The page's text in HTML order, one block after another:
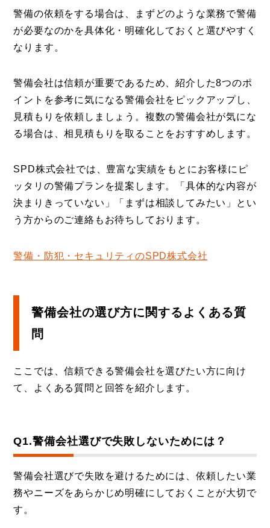
警備の依頼をする場合は、まずどのような業務で警備
が必要なのかを具体化・明確化しておくと選びやすく
なります。
警備会社は信頼が重要であるため、紹介した8つのポ
イントを参考に気になる警備会社をピックアップし、
見積もりを依頼しましょう。複数の警備会社が気にな
る場合は、相見積もりを取ることをおすすめします。
SPD株式会社では、豊富な実績をもとにお客様にピ
ッタリの警備プランを提案します。「具体的な内容が
決まりきっていない」「まずは相談してみたい」とい
う方からのご連絡もお待ちしております。
警備・防犯・セキュリティのSPD株式会社
警備会社の選び方に関するよくある質
問
ここでは、信頼できる警備会社を選びたい方に向け
て、よくある質問と回答を紹介します。
Q1.警備会社選びで失敗しないためには？
警備会社選びで失敗を避けるためには、依頼したい業
務やニーズをあらかじめ明確にしておくことが大切で
す。